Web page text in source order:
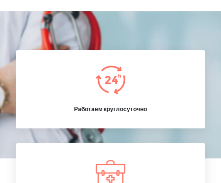
Работаем круглосуточно